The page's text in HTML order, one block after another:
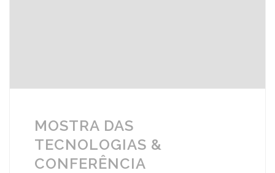
MOSTRA DAS
TECNOLOGIAS &
CONFERÊNCIA